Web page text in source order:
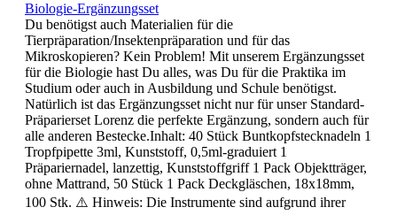
Biologie-Ergänzungsset
Du benötigst auch Materialien für die
Tierpräparation/Insektenpräparation und für das
Mikroskopieren? Kein Problem! Mit unserem Ergänzungsset
für die Biologie hast Du alles, was Du für die Praktika im
Studium oder auch in Ausbildung und Schule benötigst.
Natürlich ist das Ergänzungsset nicht nur für unser Standard-
Präparierset Lorenz die perfekte Ergänzung, sondern auch für
alle anderen Bestecke.Inhalt: 40 Stück Buntkopfstecknadeln 1
Tropfpipette 3ml, Kunststoff, 0,5ml-graduiert 1
Präpariernadel, lanzettig, Kunststoffgriff 1 Pack Objektträger,
ohne Mattrand, 50 Stück 1 Pack Deckgläschen, 18x18mm,
100 Stk. ⚠️ Hinweis: Die Instrumente sind aufgrund ihrer